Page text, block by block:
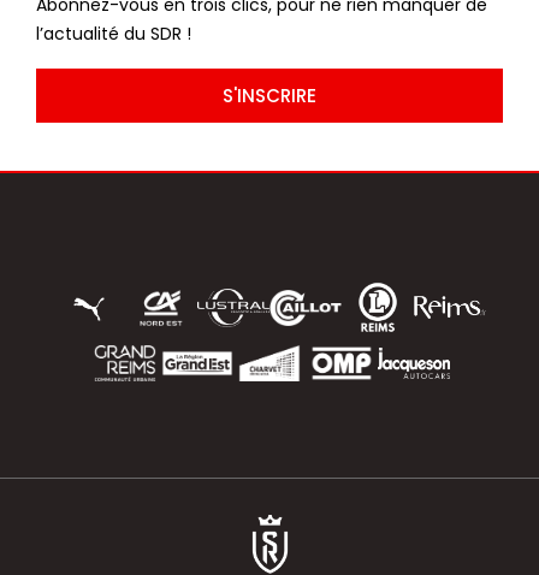
Abonnez-vous en trois clics, pour ne rien manquer de
l’actualité du SDR !
S'INSCRIRE